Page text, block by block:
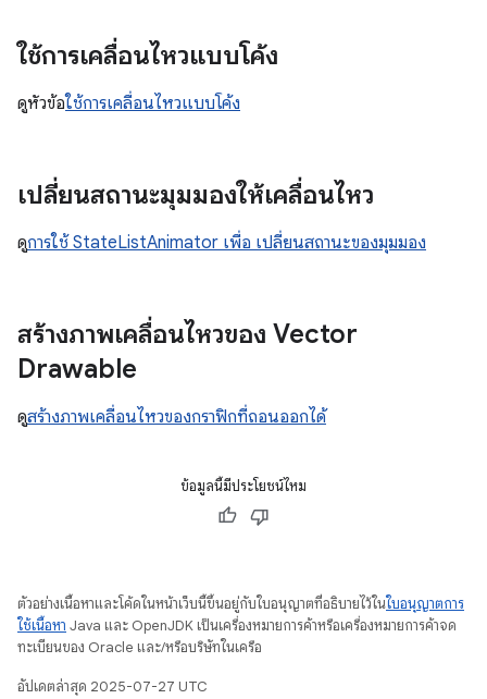
ใช้การเคลื่อนไหวแบบโค้ง
ดูหัวข้อใช้การเคลื่อนไหวแบบโค้ง
เปลี่ยนสถานะมุมมองให้เคลื่อนไหว
ดูการใช้ StateListAnimator เพื่อ เปลี่ยนสถานะของมุมมอง
สร้างภาพเคลื่อนไหวของ Vector
Drawable
ดูสร้างภาพเคลื่อนไหวของกราฟิกที่ถอนออกได้
ข้อมูลนี้มีประโยชน์ไหม
ตัวอย่างเนื้อหาและโค้ดในหน้าเว็บนี้ขึ้นอยู่กับใบอนุญาตที่อธิบายไว้ในใบอนุญาตการ
ใช้เนื้อหา Java และ OpenJDK เป็นเครื่องหมายการค้าหรือเครื่องหมายการค้าจด
ทะเบียนของ Oracle และ/หรือบริษัทในเครือ
อัปเดตล่าสุด 2025-07-27 UTC